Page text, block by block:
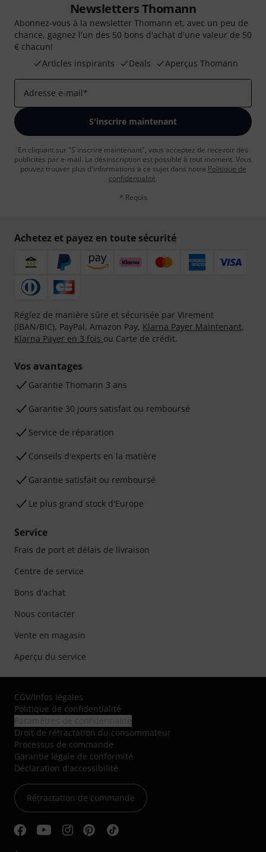
Newsletters Thomann
Abonnez-vous à la newsletter Thomann et, avec un peu de
chance, gagnez l'un des 50 bons d'achat d'une valeur de 50
€ chacun!
Articles inspirants
Deals Aperçus Thomann
Adresse e-mail*
S'inscrire maintenant
En cliquant sur "S'inscrire maintenant", vous acceptez de recevoir des
publicités par e-mail. La désinscription est possible à tout moment. Vous
pouvez trouver plus d'informations à ce sujet dans notre Politique de
confidentialité.
* Requis
Achetez et payez en toute sécurité
Réglez de manière sûre et sécurisée par Virement
(IBAN/BIC), PayPal, Amazon Pay, Klarna Payer Maintenant,
Klarna Payer en 3 fois ou Carte de crédit.
Vos avantages
Ga­ran­tie Thomann 3 ans
Garantie 30 jours satisfait ou remboursé
Service de réparation
Conseils d'experts en la matière
Garantie satisfait ou remboursé
Le plus grand stock d'Europe
Service
Frais de port et délais de livraison
Centre de service
Bons d'achat
Nous contacter
Vente en magasin
Aperçu du service
CGV/Infos légales
Politique de confidentialité
Droit de rétractation du consommateur
Processus de commande
Garantie légale de conformité
Déclaration d'accessibilité
Rétractation de commande